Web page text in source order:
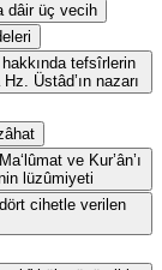
dâir üç vecih
tefsîrlerin
Üstâd’ın nazarı
ve Kur’ân’ı
lüzûmiyeti
cihetle verilen